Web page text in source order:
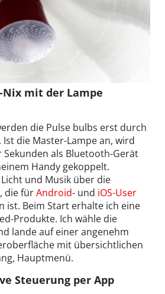
mit der Lampe
die Pulse bulbs erst durch
die Master-Lampe an, wird
als Bluetooth-Gerät
Handy gekoppelt.
und Musik über die
die fürAndroid- und iOS-User
ist. Beim Start erhalte ich eine
Produkte. Ich wähle die
lande auf einer angenehm
mit übersichtlichen
Hauptmenü.
Steuerung per App